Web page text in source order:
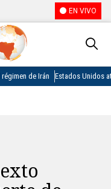
EN VIVO
de Irán Estados Unidos